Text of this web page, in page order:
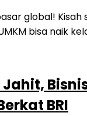
Jahit,
BRI